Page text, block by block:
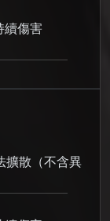
續傷害
擴散（不含異